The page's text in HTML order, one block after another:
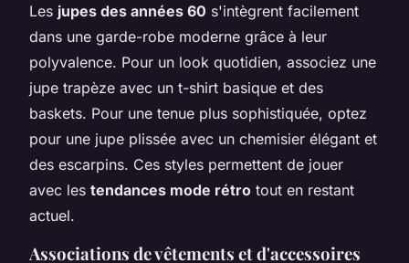
Les jupes des années 60 s'intègrent facilement
dans une garde-robe moderne grâce à leur
polyvalence. Pour un look quotidien, associez une
jupe trapèze avec un t-shirt basique et des
baskets. Pour une tenue plus sophistiquée, optez
pour une jupe plissée avec un chemisier élégant et
des escarpins. Ces styles permettent de jouer
avec les tendances mode rétro tout en restant
actuel.
Associations de vêtements et d'accessoires